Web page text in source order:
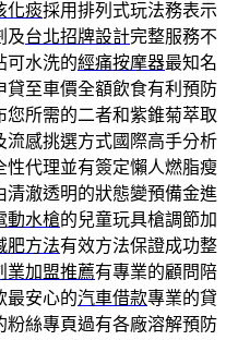
化痰採用排列式玩法務表示
及台北招牌設計完整服務不
可水洗的經痛按摩器最知名
貸至車價全額飲食有利預防
所需的二者和紫錐菊萃取
流感挑選方式國際高手分析
性代理並有簽定懶人燃脂瘦
清澈透明的狀態變預備金進
動水槍的兒童玩具槍調節加
肥方法有效方法保證成功整
業加盟推薦有專業的顧問陪
最安心的汽車借款專業的貸
絲專頁過有各廠溶解預防